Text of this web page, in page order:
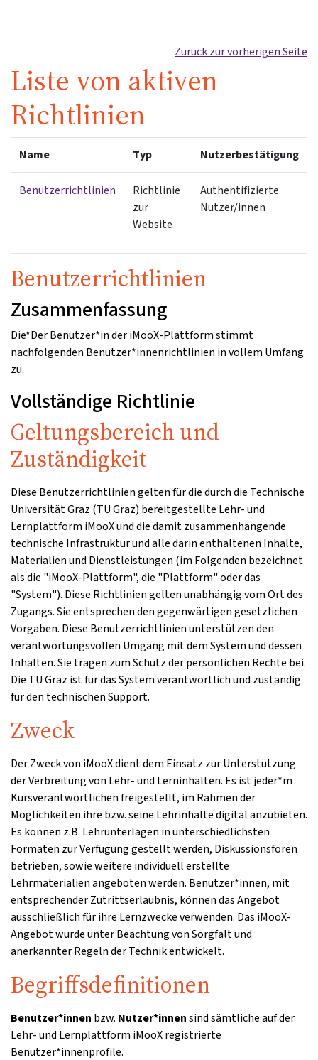
Zurück zur vorherigen Seite
Liste von aktiven
Richtlinien
Name Typ Nutzerbestätigung
Benutzerrichtlinien
Richtlinie
zur
Website
Authentifizierte
Nutzer/innen
Benutzerrichtlinien
Zusammenfassung
Die*Der Benutzer*in der iMooX-Plattform stimmt
nachfolgenden Benutzer*innenrichtlinien in vollem Umfang
zu.
Vollständige Richtlinie
Geltungsbereich und
Zuständigkeit
Diese Benutzerrichtlinien gelten für die durch die Technische
Universität Graz (TU Graz) bereitgestellte Lehr- und
Lernplattform iMooX und die damit zusammenhängende
technische Infrastruktur und alle darin enthaltenen Inhalte,
Materialien und Dienstleistungen (im Folgenden bezeichnet
als die "iMooX-Plattform", die "Plattform" oder das
"System"). Diese Richtlinien gelten unabhängig vom Ort des
Zugangs. Sie entsprechen den gegenwärtigen gesetzlichen
Vorgaben. Diese Benutzerrichtlinien unterstützen den
verantwortungsvollen Umgang mit dem System und dessen
Inhalten. Sie tragen zum Schutz der persönlichen Rechte bei.
Die TU Graz ist für das System verantwortlich und zuständig
für den technischen Support.
Zweck
Der Zweck von iMooX dient dem Einsatz zur Unterstützung
der Verbreitung von Lehr- und Lerninhalten. Es ist jeder*m
Kursverantwortlichen freigestellt, im Rahmen der
Möglichkeiten ihre bzw. seine Lehrinhalte digital anzubieten.
Es können z.B. Lehrunterlagen in unterschiedlichsten
Formaten zur Verfügung gestellt werden, Diskussionsforen
betrieben, sowie weitere individuell erstellte
Lehrmaterialien angeboten werden. Benutzer*innen, mit
entsprechender Zutrittserlaubnis, können das Angebot
ausschließlich für ihre Lernzwecke verwenden. Das iMooX-
Angebot wurde unter Beachtung von Sorgfalt und
anerkannter Regeln der Technik entwickelt.
Begriffsdefinitionen
Benutzer*innen bzw. Nutzer*innensind sämtliche auf der
Lehr- und Lernplattform iMooX registrierte
Benutzer*innenprofile.